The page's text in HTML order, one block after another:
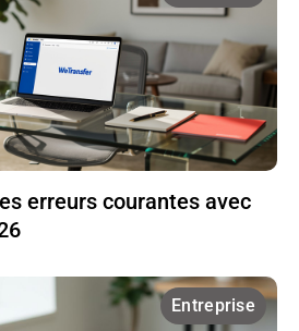
erreurs courantes avec
Entreprise